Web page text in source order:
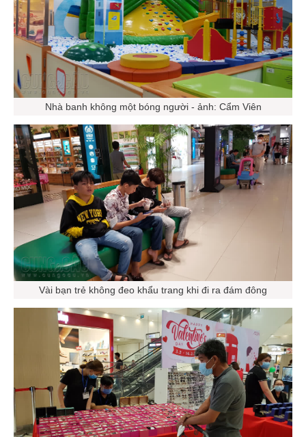
Nhà banh không một bóng người - ảnh: Cẩm Viên
Vài bạn trẻ không đeo khẩu trang khi đi ra đám đông